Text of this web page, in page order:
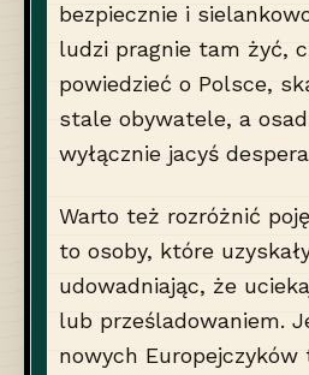
bezpiecznie i
ludzi pragnie tam żyć,
powiedzieć o Polsce,
stale obywatele, a
wyłącznie jacyś
Warto też rozróżnić
to osoby, które
udowadniając, że
lub prześladowaniem.
nowych Europejczyków